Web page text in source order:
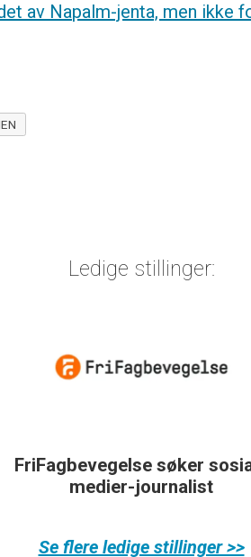
av Napalm-jenta, men ikke
Ledige stillinger:
FriFagbevegelse søker
medier-journalist
Se flere ledige stillinger >>